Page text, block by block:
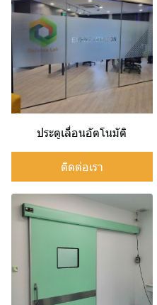
ประตูเลื่อนอัตโนมัติ
ติดต่อเรา